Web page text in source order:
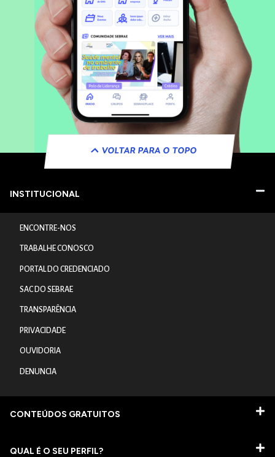
VOLTAR PARA O TOPO
INSTITUCIONAL
ENCONTRE-NOS
TRABALHE CONOSCO
PORTAL DO CREDENCIADO
SAC DO SEBRAE
TRANSPARÊNCIA
PRIVACIDADE
OUVIDORIA
DENUNCIA
CONTEÚDOS GRATUITOS
QUAL É O SEU PERFIL?